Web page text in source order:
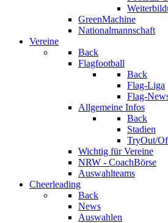
GreenMachine
Nationalmannschaft
Vereine
Back
Flagfootball
Back
Flag-Liga
Flag-
Allgemeine Infos
Back
Stadien
TryOut/
Wichtig für Vereine
NRW - CoachBörse
Auswahlteams
Cheerleading
Back
News
Auswahlen